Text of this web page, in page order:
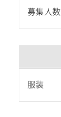
募集人数
服装